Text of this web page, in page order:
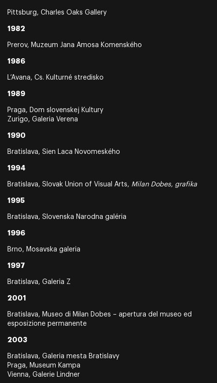
Pittsburg, Charles Oaks Gallery
1982
Prerov, Muzeum Jana Amosa Komenského
1986
L’Avana, Cs. Kulturné stredisko
1989
Praga, Dom slovenskej Kultury
Zurigo, Galeria Verena
1990
Bratislava, Sien Laca Novomeského
1994
Bratislava, Slovak Union of Visual Arts, Milan Dobes, grafika
1995
Bratislava, Slovenska Narodna galéria
1996
Brno, Mosavska galeria
1997
Bratislava, Galeria Z
2001
Bratislava, Museo di Milan Dobes – apertura del museo ed
esposizione permanente
2003
Bratislava, Galeria mesta Bratislavy
Praga, Museum Kampa
Vienna, Galerie Lindner